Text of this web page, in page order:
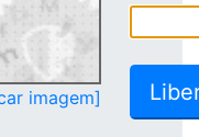
imagem]